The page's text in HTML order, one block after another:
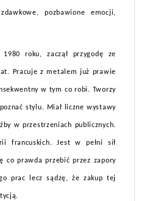
pozbawione emocji,
roku, zaczął przygodę ze
Pracuje z metalem już prawie
w tym co robi. Tworzy
stylu. Miał liczne wystawy
w przestrzeniach publicznych.
francuskich. Jest w pełni sił
co prawda przebić przez zapory
prac lecz sądzę, że zakup tej